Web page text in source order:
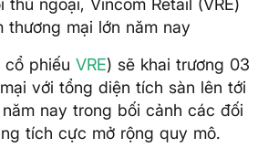
ngoại, Vincom Retail (VRE)
thương mại lớn năm nay
cổ phiếu VRE) sẽ khai trương 03
với tổng diện tích sàn lên tới
nay trong bối cảnh các đối
tích cực mở rộng quy mô.